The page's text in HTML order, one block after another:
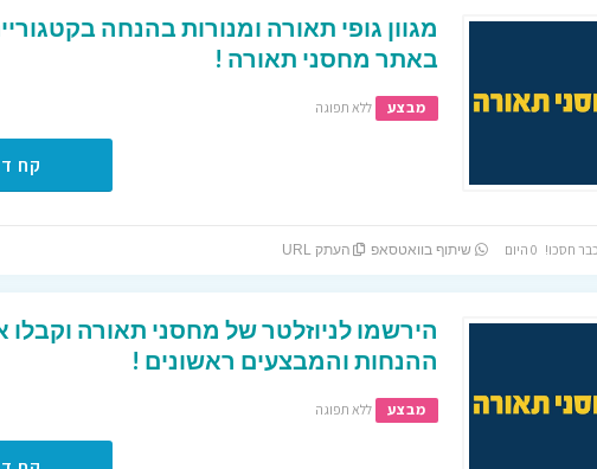
באתר מחסני תאורה !
מבצע ללא תפוגה
קח
שיתוף בוואטסאפ העתק URL
הירשמו לניוזלטר של מחסני תאורה וקבלו
ההנחות והמבצעים ראשונים !
מבצע ללא תפוגה